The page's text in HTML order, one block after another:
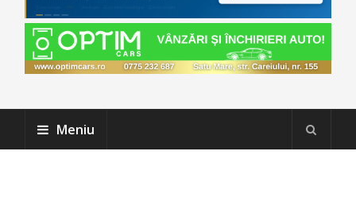
Meniu